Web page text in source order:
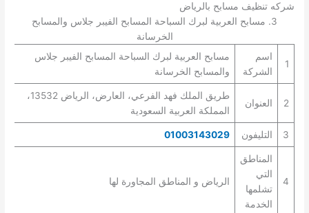
شركه تنظيف مسابح بالرياض
3. مسابح العربية لبرك السباحة المسابح الفيبر جلاس والمسابح
الخرسانة
1
اسم
الشركة
مسابح العربية لبرك السباحة المسابح الفيبر جلاس
والمسابح الخرسانة
2 العنوان
طريق الملك فهد الفرعي، العارض، الرياض 13532،
المملكة العربية السعودية
3 التليفون 01003143029
4
المناطق
التي
تشلمها
الخدمة
الرياض و المناطق المجاورة لها